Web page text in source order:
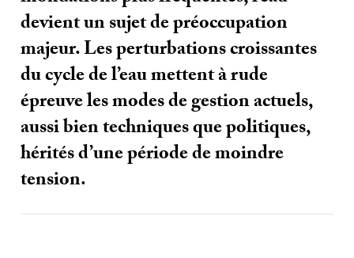
devient un sujet de préoccupation
majeur. Les perturbations croissantes
du cycle de l’eau mettent à rude
épreuve les modes de gestion actuels,
aussi bien techniques que politiques,
hérités d’une période de moindre
tension.